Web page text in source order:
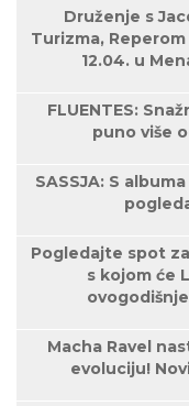
Druženje s
Turizma,
12.04. u
FLUENTES:
puno više
SASSJA: S
Pogledajte spot
s kojom će
Macha Ravel
evoluciju!